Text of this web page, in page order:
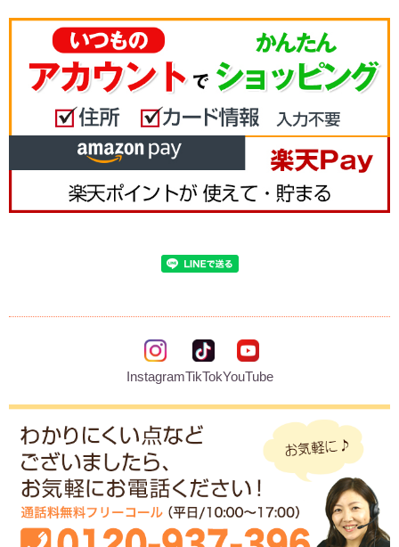
InstagramTikTokYouTube